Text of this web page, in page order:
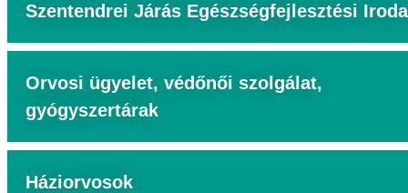
Szentendrei Járás Egészségfejlesztési Iroda
Orvosi ügyelet, védőnői szolgálat,
gyógyszertárak
Háziorvosok